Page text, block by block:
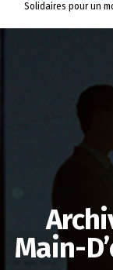
Solidaires pour un
Main-